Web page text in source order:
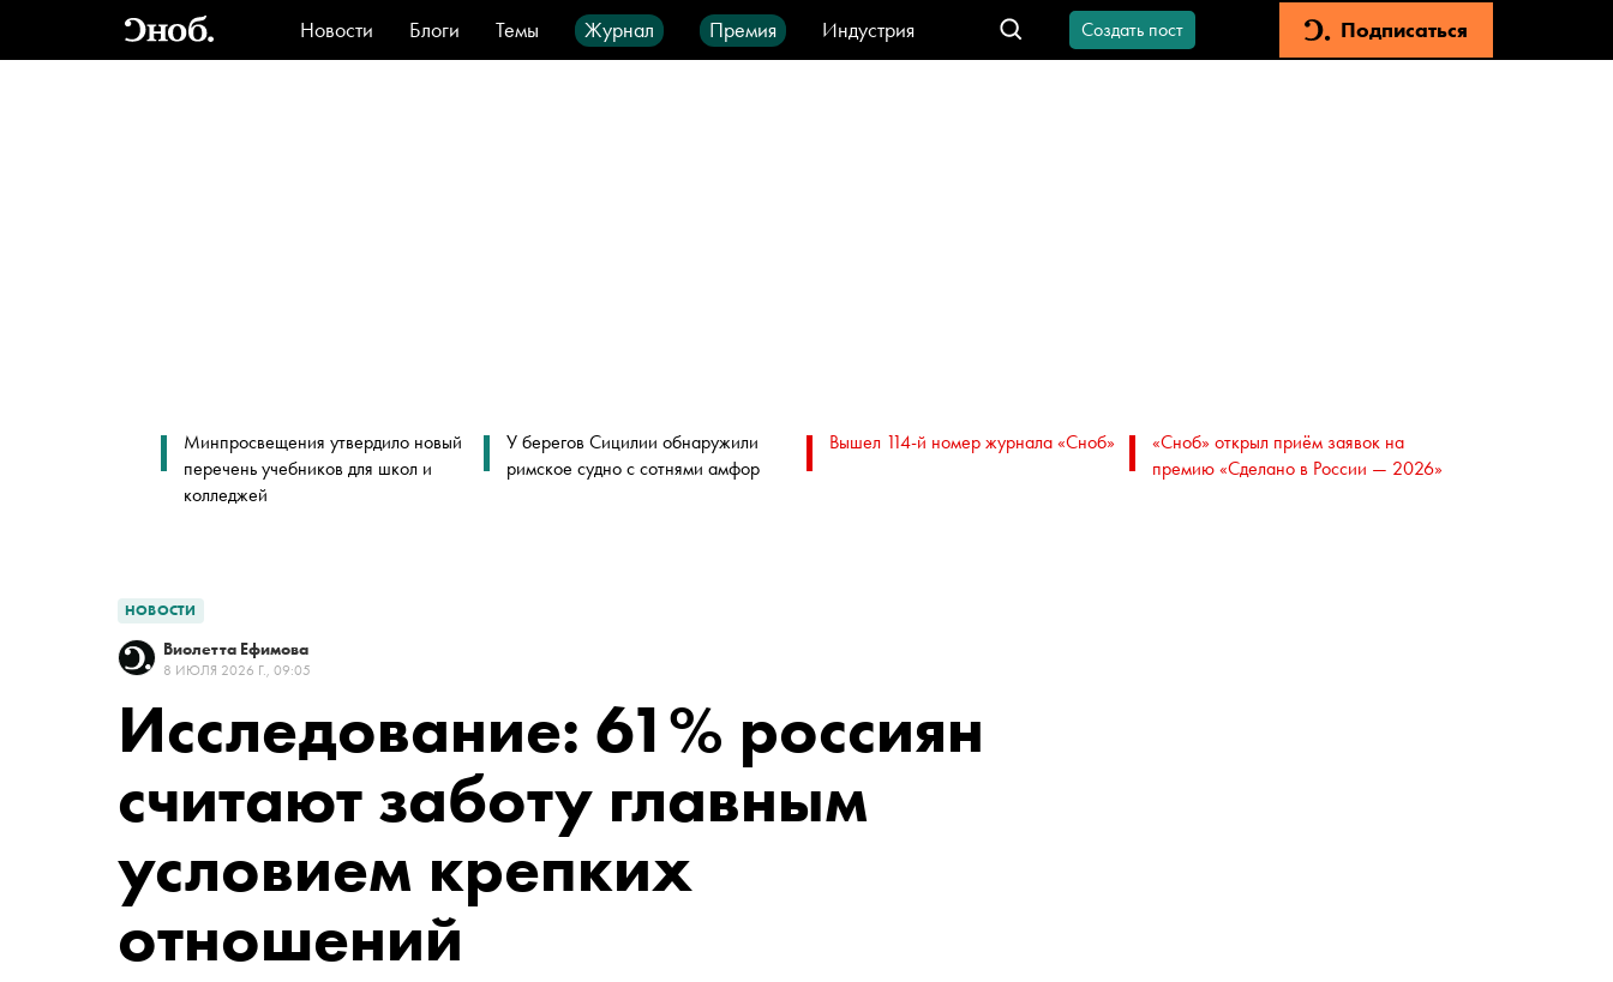
Новости Блоги Темы Журнал Премия
Индустрия
Стиль
Видео Город IT-продукты
Создать пост Подписаться
Минпросвещения утвердило новый
перечень учебников для школ и
колледжей
У берегов Сицилии обнаружили
римское судно с сотнями амфор
Вышел 114-й номер журнала «Сноб»
«Сноб» открыл приём заявок на
премию «Сделано в России — 2026»
НОВОСТИ
Виолетта Ефимова
8 ИЮЛЯ 2026 Г., 09:05
Исследование: 61% россиян
считают заботу главным
условием крепких
отношений